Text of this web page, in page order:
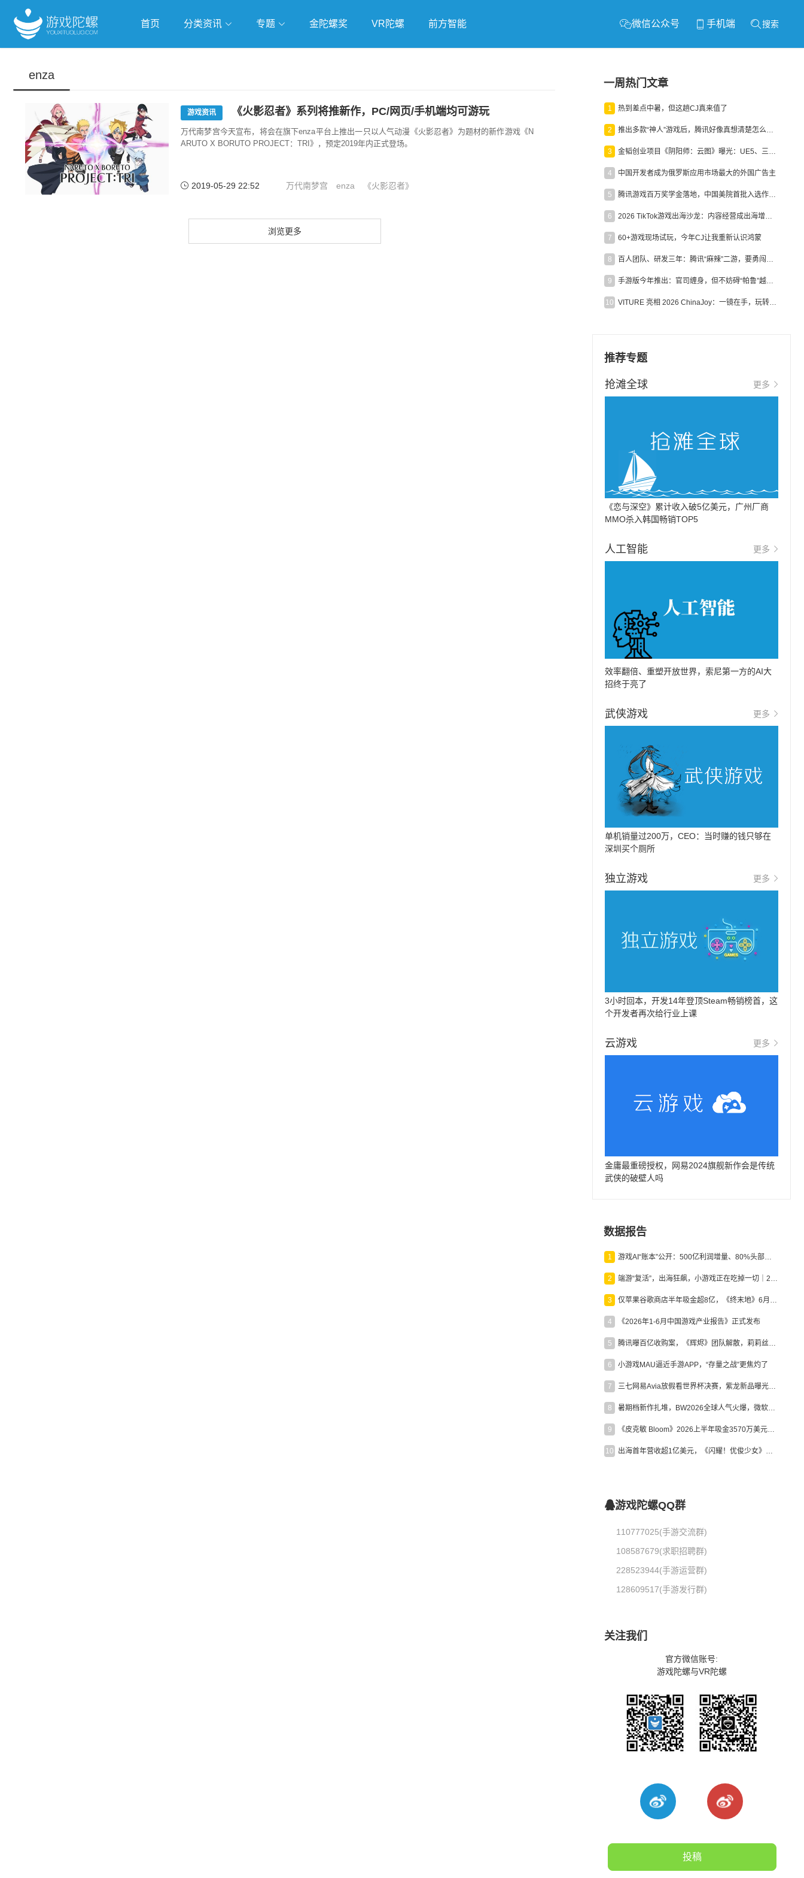
首页 分类资讯 专题 金陀螺奖 VR陀螺 前方智能 微信公众号 手机端 搜索
enza
游戏资讯 《火影忍者》系列将推新作，PC/网页/手机端均可游玩
万代南梦宫今天宣布，将会在旗下enza平台上推出一只以人气动漫《火影忍者》为题材的新作游戏《N
ARUTO X BORUTO PROJECT：TRI》，预定2019年内正式登场。
2019-05-29 22:52 万代南梦宫 enza 《火影忍者》
浏览更多
一周热门文章
1 热到差点中暑，但这趟CJ真来值了
2 推出多款“神人”游戏后，腾讯好像真想清楚怎么做二次元了
3 金韬创业项目《阴阳师：云图》曝光：UE5、三端互通、ARPG
4 中国开发者成为俄罗斯应用市场最大的外国广告主
5 腾讯游戏百万奖学金落地，中国美院首批入选作品获业内关注
6 2026 TikTok游戏出海沙龙：内容经营成出海增长新引擎
7 60+游戏现场试玩，今年CJ让我重新认识鸿蒙
8 百人团队、研发三年：腾讯“麻辣”二游，要勇闯男性恋爱市场
9 手游版今年推出：官司缠身，但不妨碍“帕鲁”越来越火
10 VITURE 亮相 2026 ChinaJoy：一镜在手，玩转全场！
推荐专题
抢滩全球 更多
《恋与深空》累计收入破5亿美元，广州厂商
MMO杀入韩国畅销TOP5
人工智能 更多
效率翻倍、重塑开放世界，索尼第一方的AI大
招终于亮了
武侠游戏 更多
单机销量过200万，CEO：当时赚的钱只够在
深圳买个厕所
独立游戏 更多
3小时回本，开发14年登顶Steam畅销榜首，这
个开发者再次给行业上课
云游戏 更多
金庸最重磅授权，网易2024旗舰新作会是传统
武侠的破壁人吗
数据报告
1 游戏AI“账本”公开：500亿利润增量、80%头部入局，谁在闷声发财？
2 端游“复活”，出海狂飙，小游戏正在吃掉一切｜2026上半年产业报告
3 仅苹果谷歌商店半年吸金超8亿，《终末地》6月份收入显著回暖
4 《2026年1-6月中国游戏产业报告》正式发布
5 腾讯曝百亿收购案，《辉烬》团队解散，莉莉丝新作曝光｜陀螺周报
6 小游戏MAU逼近手游APP，“存量之战”更焦灼了
7 三七网易Avia放假看世界杯决赛，紫龙新品曝光，米哈游新作上线 | 陀螺周报
8 暑期档新作扎堆，BW2026全球人气火爆，微软XBOX大裁员|陀螺周报
9 《皮克敏 Bloom》2026上半年吸金3570万美元，中国台湾成最大市场
10 出海首年营收超1亿美元，《闪耀！优俊少女》美国市场占比达七成
游戏陀螺QQ群
110777025(手游交流群)
108587679(求职招聘群)
228523944(手游运营群)
128609517(手游发行群)
关注我们
官方微信账号:
游戏陀螺与VR陀螺
投稿